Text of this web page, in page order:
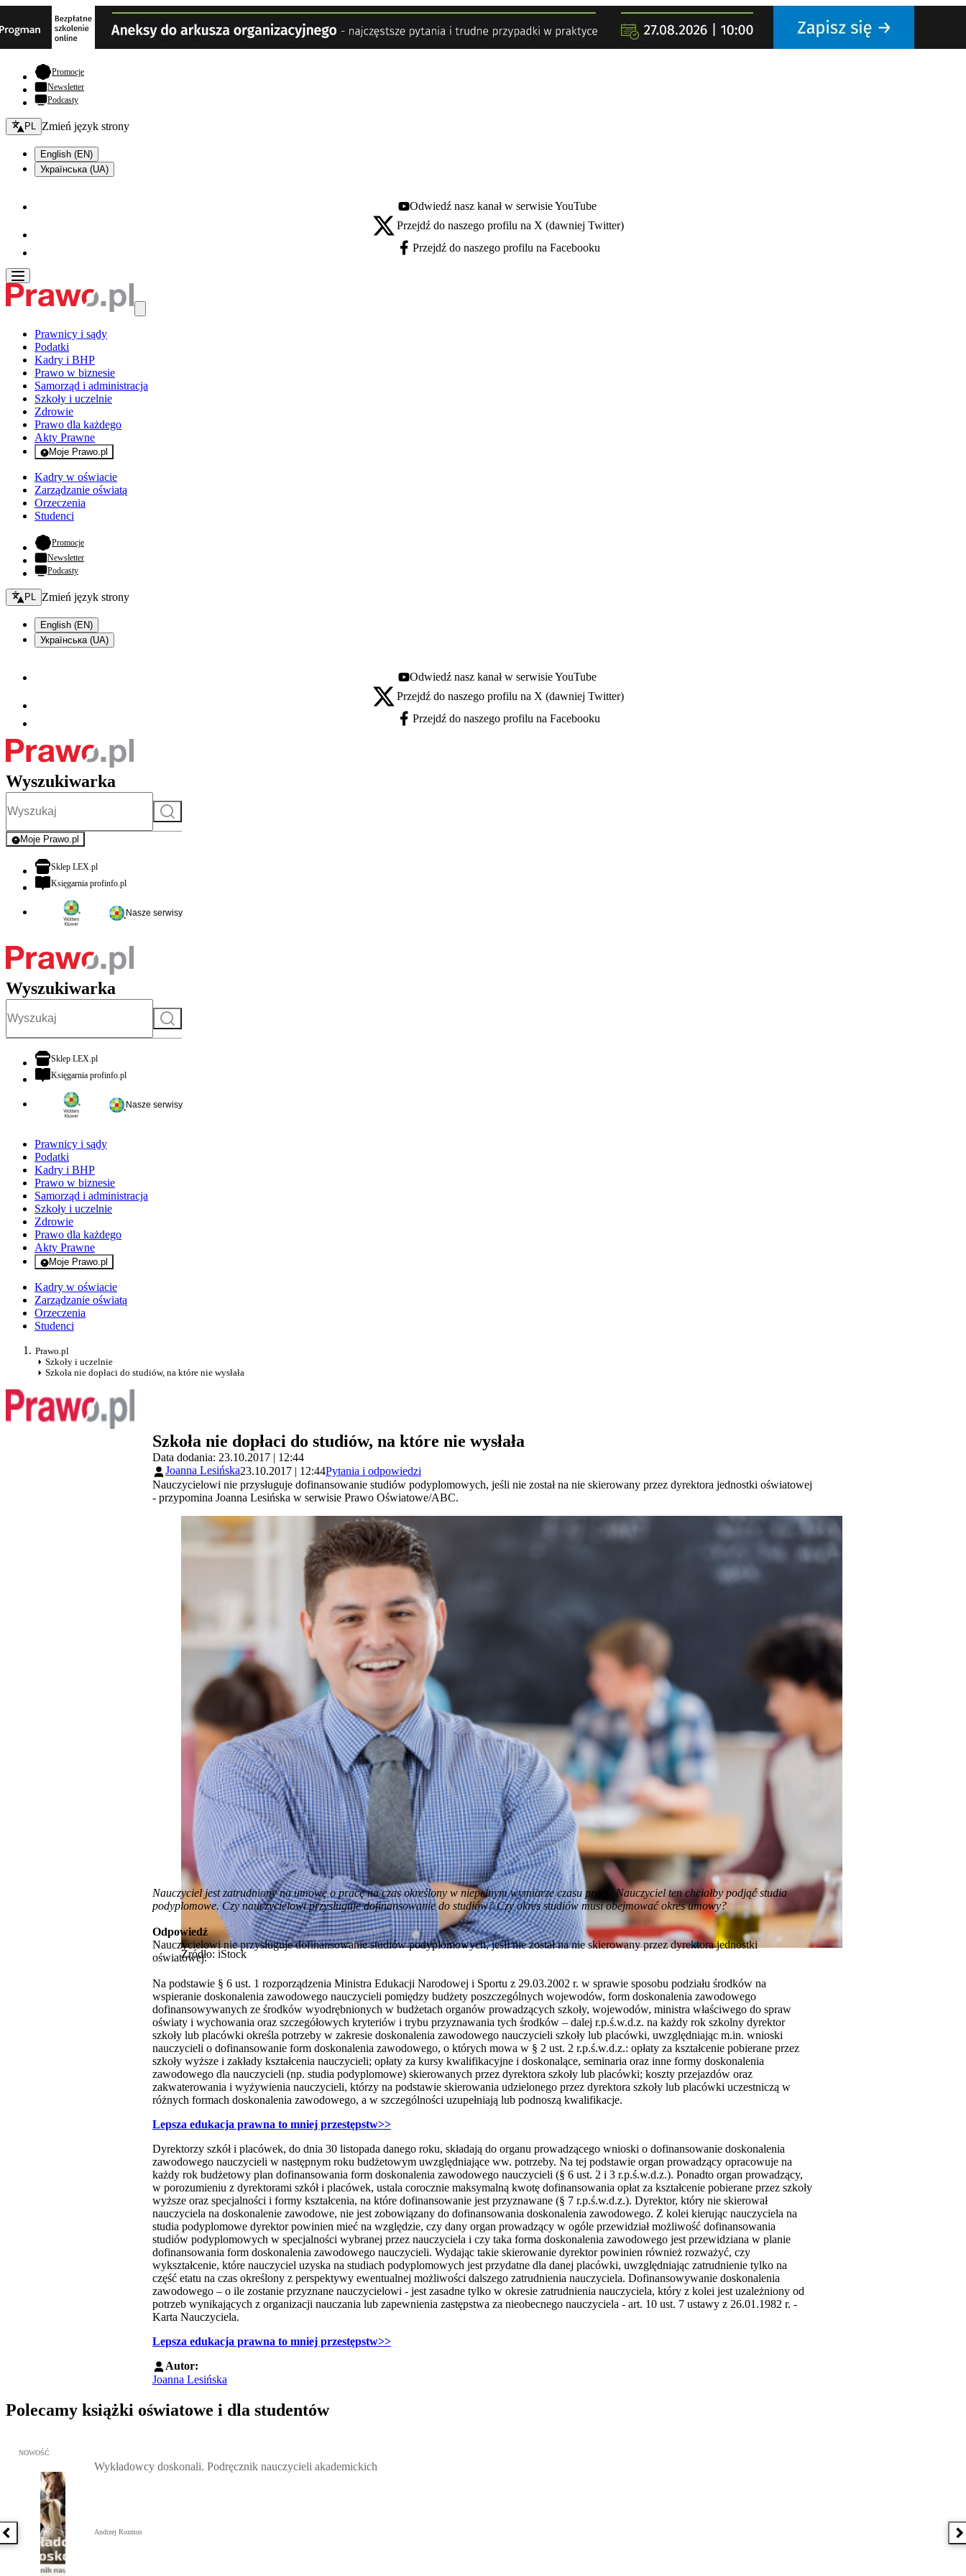
Promocje- otwiera się w nowej karcie
Newsletter
Podcasty
Zmień język - bieżący:
PL Zmień język strony
English (EN)
Українська (UA)
Youtube - otwiera się w nowej karcie
Odwiedź nasz kanał w serwisie YouTube
X - otwiera się w nowej karcie
Przejdź do naszego profilu na X (dawniej Twitter)
Facebook - otwiera się w nowej karcie
Przejdź do naszego profilu na Facebooku
Prawnicy i sądy
Podatki
Kadry i BHP
Prawo w biznesie
Samorząd i administracja
Szkoły i uczelnie
Zdrowie
Prawo dla każdego
Akty Prawne
Moje Prawo.pl
- rejestracja i logowanie do serwisu
Kadry w oświacie
Zarządzanie oświatą
Orzeczenia
Studenci
Promocje- otwiera się w nowej karcie
Newsletter
Podcasty
Zmień język - bieżący:
PL Zmień język strony
English (EN)
Українська (UA)
Youtube - otwiera się w nowej karcie
Odwiedź nasz kanał w serwisie YouTube
X - otwiera się w nowej karcie
Przejdź do naszego profilu na X (dawniej Twitter)
Facebook - otwiera się w nowej karcie
Przejdź do naszego profilu na Facebooku
Wyszukiwarka
Szukaj
Moje Prawo.pl
- rejestracja i logowanie do serwisu
Sklep LEX.plotwiera się w nowej karcie
Księgarnia profinfo.plotwiera się w nowej karcie
Nasze serwisy
Wyszukiwarka
Szukaj
Sklep LEX.plotwiera się w nowej karcie
Księgarnia profinfo.plotwiera się w nowej karcie
Nasze serwisy
Prawnicy i sądy
Podatki
Kadry i BHP
Prawo w biznesie
Samorząd i administracja
Szkoły i uczelnie
Zdrowie
Prawo dla każdego
Akty Prawne
Moje Prawo.pl
- rejestracja i logowanie do serwisu
Kadry w oświacie
Zarządzanie oświatą
Orzeczenia
Studenci
Prawo.pl
Szkoły i uczelnie
Szkoła nie dopłaci do studiów, na które nie wysłała
Szkoła nie dopłaci do studiów, na które nie wysłała
Data dodania: 23.10.2017 | 12:44
Joanna Lesińska23.10.2017 | 12:44Pytania i odpowiedzi
Nauczycielowi nie przysługuje dofinansowanie studiów podyplomowych, jeśli nie został na nie skierowany przez dyrektora jednostki oświatowej
- przypomina Joanna Lesińska w serwisie Prawo Oświatowe/ABC.
Źródło: iStock
Nauczyciel jest zatrudniony na umowę o pracę na czas określony w niepełnym wymiarze czasu pracy. Nauczyciel ten chciałby podjąć studia
podyplomowe. Czy nauczycielowi przysługuje dofinansowanie do studiów? Czy okres studiów musi obejmować okres umowy?
Odpowiedź
Nauczycielowi nie przysługuje dofinansowanie studiów podyplomowych, jeśli nie został na nie skierowany przez dyrektora jednostki
oświatowej.
Na podstawie § 6 ust. 1 rozporządzenia Ministra Edukacji Narodowej i Sportu z 29.03.2002 r. w sprawie sposobu podziału środków na
wspieranie doskonalenia zawodowego nauczycieli pomiędzy budżety poszczególnych wojewodów, form doskonalenia zawodowego
dofinansowywanych ze środków wyodrębnionych w budżetach organów prowadzących szkoły, wojewodów, ministra właściwego do spraw
oświaty i wychowania oraz szczegółowych kryteriów i trybu przyznawania tych środków – dalej r.p.ś.w.d.z. na każdy rok szkolny dyrektor
szkoły lub placówki określa potrzeby w zakresie doskonalenia zawodowego nauczycieli szkoły lub placówki, uwzględniając m.in. wnioski
nauczycieli o dofinansowanie form doskonalenia zawodowego, o których mowa w § 2 ust. 2 r.p.ś.w.d.z.: opłaty za kształcenie pobierane przez
szkoły wyższe i zakłady kształcenia nauczycieli; opłaty za kursy kwalifikacyjne i doskonalące, seminaria oraz inne formy doskonalenia
zawodowego dla nauczycieli (np. studia podyplomowe) skierowanych przez dyrektora szkoły lub placówki; koszty przejazdów oraz
zakwaterowania i wyżywienia nauczycieli, którzy na podstawie skierowania udzielonego przez dyrektora szkoły lub placówki uczestniczą w
różnych formach doskonalenia zawodowego, a w szczególności uzupełniają lub podnoszą kwalifikacje.
Lepsza edukacja prawna to mniej przestępstw>>
Dyrektorzy szkół i placówek, do dnia 30 listopada danego roku, składają do organu prowadzącego wnioski o dofinansowanie doskonalenia
zawodowego nauczycieli w następnym roku budżetowym uwzględniające ww. potrzeby. Na tej podstawie organ prowadzący opracowuje na
każdy rok budżetowy plan dofinansowania form doskonalenia zawodowego nauczycieli (§ 6 ust. 2 i 3 r.p.ś.w.d.z.). Ponadto organ prowadzący,
w porozumieniu z dyrektorami szkół i placówek, ustala corocznie maksymalną kwotę dofinansowania opłat za kształcenie pobierane przez szkoły
wyższe oraz specjalności i formy kształcenia, na które dofinansowanie jest przyznawane (§ 7 r.p.ś.w.d.z.). Dyrektor, który nie skierował
nauczyciela na doskonalenie zawodowe, nie jest zobowiązany do dofinansowania doskonalenia zawodowego. Z kolei kierując nauczyciela na
studia podyplomowe dyrektor powinien mieć na względzie, czy dany organ prowadzący w ogóle przewidział możliwość dofinansowania
studiów podyplomowych w specjalności wybranej przez nauczyciela i czy taka forma doskonalenia zawodowego jest przewidziana w planie
dofinansowania form doskonalenia zawodowego nauczycieli. Wydając takie skierowanie dyrektor powinien również rozważyć, czy
wykształcenie, które nauczyciel uzyska na studiach podyplomowych jest przydatne dla danej placówki, uwzględniając zatrudnienie tylko na
część etatu na czas określony z perspektywy ewentualnej możliwości dalszego zatrudnienia nauczyciela. Dofinansowywanie doskonalenia
zawodowego – o ile zostanie przyznane nauczycielowi - jest zasadne tylko w okresie zatrudnienia nauczyciela, który z kolei jest uzależniony od
potrzeb wynikających z organizacji nauczania lub zapewnienia zastępstwa za nieobecnego nauczyciela - art. 10 ust. 7 ustawy z 26.01.1982 r. -
Karta Nauczyciela.
Lepsza edukacja prawna to mniej przestępstw>>
Autor:
Joanna Lesińska
Polecamy książki oświatowe i dla studentów
Poprzednia książka
Przejdź do: Wykładowcy doskonali. Podręcznik nauczycieli akademickich, Andrzej Rozmus - otwiera się w nowym oknie
NOWOŚĆ
Wykładowcy doskonali. Podręcznik nauczycieli akademickich
Andrzej Rozmus